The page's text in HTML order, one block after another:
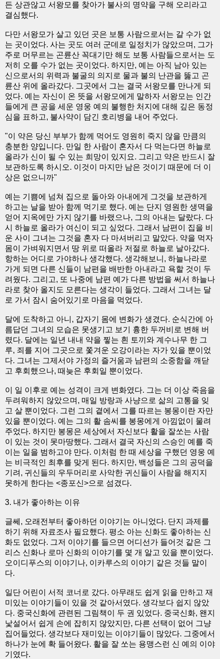
든 상관않고 서왕모를 찾아가 불사의 명약을 구해 오리라고
결심했다.
다만 서왕모가 살고 있던 곳은 보통 사람으로서는 갈 수가 없
는 곳이었다. 사는 곳도 여러 군데로 일정치가 않았으며, 그가
주로 머무르는 곤륜산 꼭대기만 해도 보통 사람들으로서는 도
저히 오를 수가 없는 곳이었다. 하지만, 예는 아직 남아 있는
신으로서의 위력과 불굴의 의지로 물과 불의 난관을 뚫고 곤
륜산 위에 올라갔다. 그곳에서 그는 결국 서왕모를 만나게 되
었다. 예는 자신이 온 뜻을 서왕모에게 말하자 서왕모는 인간
들에게 큰 공을 세운 영웅 예의 불행한 처지에 대해 깊은 동정
심을 표하고, 불사약이 담긴 호리병을 내어 주었다.
"이 약은 당신 부부가 함께 먹어도 영원히 죽지 않을 만큼의
충분한 양입니다. 만일 한 사람이 혼자서 다 먹는다면 하늘로
올라가 신이 될 수 있는 희망이 있지요. 그리고 약은 반드시 잘
보관하도록 하시오. 이것이 마지만 남은 것이기 때문에 더 이
상은 없으니까"
예는 기쁨에 넘쳐 집으로 돌아와 아내에게 그것을 보관하게
하고는 날을 받아 함께 먹기로 했다. 예는 단지 영원한 생멱을
얻어 지옥에만 가지 않기를 바랬으나, 그의 아내는 달랐다. 다
시 하늘로 올라가 여신이 되고 싶었다. 그래서 남편이 집을 비
운 사이 그녀는 그것을 혼자 다 마셔버리고 말았다. 약을 먹자
몸이 가벼워지면서 땅 위로 떠올라 저절로 하늘로 날아갔다.
항하는 어디로 가야하나 생각했다. 생각해보니, 하늘나라로
가게 되면 다른 신들이 남편을 배반한 아내라고 욕할 것이 두
려웠다. 그리고, 또 나중에 남편 예가 다른 방법을 써서 하늘나
라로 찾아 올지도 모른다는 생각이 들었다. 그래서 그녀는 달
로 가서 잠시 숨어있기로 마음을 먹었다.
달에 도착하고 아니, 갑자기 몸에 변화가 생겼다. 순식간에 아
름답던 그녀의 모습은 못생기고 보기 흉한 두꺼비로 변해 버
렸다. 달에는 일년 내내 약을 찧는 흰 토끼와 계수나무 한 그
루, 죄를 지어 그곳으로 쫓겨운 오강이라는 자가 있을 뿐이었
다. 그녀는 그제서야 가정의 즐거움과 남편의 소중함을 깨닫
고 후회했으나, 때늦은 후회일 뿐이었다.
이 일 이후로 예는 성격이 크게 변화였다. 그는 더 이상 죽음을
두려워하지 않았으며, 매일 방랑과 사냥으로 삶의 고통을 잊
고 살 뿐이었다. 그런 그의 곁에서 그를 따르는 봉몽이란 자만
있을 뿐이었다. 예는 그의 활 솜씨를 봉몽에게 아낌없이 물려
주었다. 하지만 봉몽은 세상에서 자신보다 활을 잘쏘는 사람
이 있는 것이 못마땅했다. 그래서 결국 자신의 스승인 예를 죽
이는 일을 범하고야 만다. 이처럼 한 때 세상을 구했던 영웅 예
는 비극적인 최후를 맞게 된다. 하지만, 백성들은 그의 공덕을
기려, 귀신들의 우두머리로 사악한 귀신들이 사람을 해지지
못하게 한다는 <종포신>으로 섬겼다.
3. 내가 좋아하는 이유
글쎄, 오래전부터 좋아하던 이야기는 아니었다. 단지 과제를
하기 위해 자료조사 필요했다. 평소 아는 신화도 좋아하는 신
화도 없었다. 그저 이야기를 들으면 어디선가 들어것 같은 그
리스 신화나 로마 신화의 이야기를 몇 개 알고 있을 뿐이었다.
오이디푸스의 이야기나, 이카루스의 이야기 같은 것들 말이
다.
일단 어린이 서적 코너로 갔다. 아무래도 쉽게 읽을 만하고 재
미있는 이야기들이 있을 것 같아서였다. 생각보다 쉽지 않았
다. 중국신화에 관련된 그림책이 두 권 있었다. 중국신화, 왠지
낯설어서 쉽게 손에 잡히지 않았지만, 다른 선택이 없어 그냥
집어들었다. 생각보다 재미있는 이야기들이 많았다. 그중에서
하나가 눈에 확 들어왔다. 활을 잘 쏘는 용맹스런 신 예의 이야
기였다.